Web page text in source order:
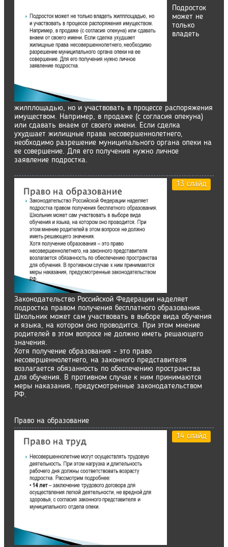
Подросток
может не
только
владеть
жилплощадью, но и участвовать в процессе распоряжения
имуществом. Например, в продаже (с согласия опекуна)
или сдавать внаем от своего имени. Если сделка
ухудшает жилищные права несовершеннолетнего,
необходимо разрешение муниципального органа опеки на
ее совершение. Для его получения нужно личное
заявление подростка.
13 слайд
Законодательство Российской Федерации наделяет
подростка правом получения бесплатного образования.
Школьник может сам участвовать в выборе вида обучения
и языка, на котором оно проводится. При этом мнение
родителей в этом вопросе не должно иметь решающего
значения.
Хотя получение образования – это право
несовершеннолетнего, на законного представителя
возлагается обязанность по обеспечению пространства
для обучения. В противном случае к ним принимаются
меры наказания, предусмотренные законодательством
РФ.
Право на образование
14 слайд